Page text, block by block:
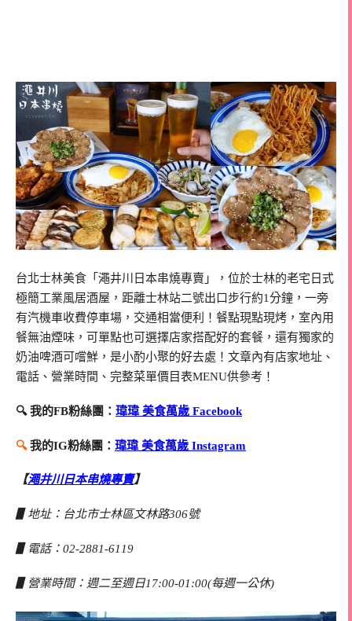
台北士林美食「澠井川日本串燒專賣」，位於士林的老宅日式
極簡工業風居酒屋，距離士林站二號出口步行約1分鐘，一旁
有汽機車收費停車場，交通相當便利！餐點現點現烤，室內用
餐無油煙味，可單點也可選擇店家搭配好的套餐，還有獨家的
奶油啤酒可嚐鮮，是小酌小聚的好去處！文章內有店家地址、
電話、營業時間、完整菜單價目表MENU供參考！
🔍 我的FB粉絲團： 瑋瑋 美食萬歲 Facebook
🔍我的IG粉絲團： 瑋瑋 美食萬歲 Instagram
【澠井川日本串燒專賣】
▋地址：台北市士林區文林路306號
▋電話：02-2881-6119
▋營業時間：週二至週日17:00-01:00(每週一公休)